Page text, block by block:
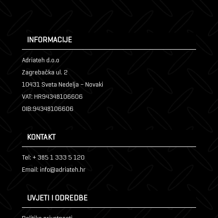
INFORMACIJE
Adriateh d.o.o
Zagrebačka ul. 2
10431 Sveta Nedelja – Novaki
VAT: HR94348106606
OIB:94348106606
KONTAKT
Tel: + 385 1 333 5 120
Email: info@adriateh.hr
UVJETI I ODREDBE